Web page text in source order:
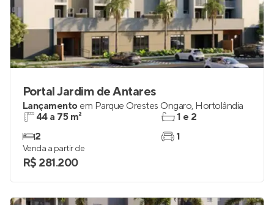
Portal Jardim de Antares
Lançamento em Parque Orestes Ôngaro, Hortolândia
44 a 75 m²
2
1 e 2
1
Venda a partir de
R$ 281.200